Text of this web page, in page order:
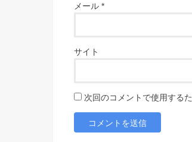
メール *
サイト
次回のコメントで使用する